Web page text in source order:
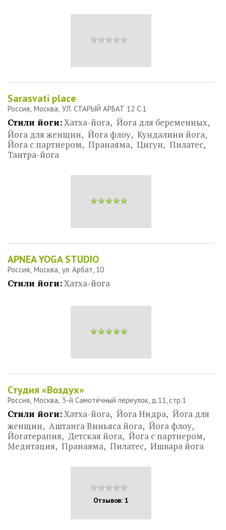
Sarasvati place
Россия Москва УЛ. СТАРЫЙ АРБАТ 12 C.1
Стили йоги:Хатха-йога Йога для беременных
Йога для женщин
Йога флоу Кундалини йога
Йога с партнером Пранаяма Цигун
Пилатес
Тантра-йога
APNEA YOGA STUDIO
Россия Москва ул. Арбат, 10
Стили йоги:Хатха-йога
Студия «Воздух»
Россия Москва 3-й Самотёчный переулок, д.11, стр.1
Стили йоги:Хатха-йога Йога Нидра Йога для
женщин
Аштанга Виньяса йога Йога флоу
Йогатерапия
Детская йога Йога с партнером
Медитация
Пранаяма Пилатес Ишвара йога
Отзывов: 1